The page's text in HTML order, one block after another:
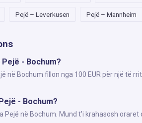
Pejë – Leverkusen Pejë – Mannheim
- Bochum?
në Bochum fillon nga 100 EUR për një të
- Bochum?
në Bochum. Mund t'i krahasosh oraret